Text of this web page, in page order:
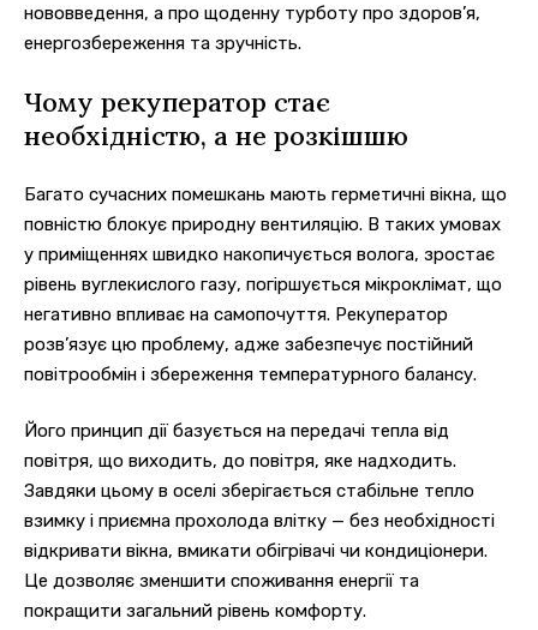
нововведення, а про щоденну турботу про здоров’я,
енергозбереження та зручність.
Чому рекуператор стає
необхідністю, а не розкішшю
Багато сучасних помешкань мають герметичні вікна, що
повністю блокує природну вентиляцію. В таких умовах
у приміщеннях швидко накопичується волога, зростає
рівень вуглекислого газу, погіршується мікроклімат, що
негативно впливає на самопочуття. Рекуператор
розв’язує цю проблему, адже забезпечує постійний
повітрообмін і збереження температурного балансу.
Його принцип дії базується на передачі тепла від
повітря, що виходить, до повітря, яке надходить.
Завдяки цьому в оселі зберігається стабільне тепло
взимку і приємна прохолода влітку — без необхідності
відкривати вікна, вмикати обігрівачі чи кондиціонери.
Це дозволяє зменшити споживання енергії та
покращити загальний рівень комфорту.